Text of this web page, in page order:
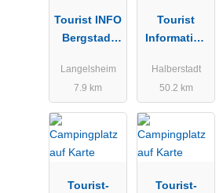
Tourist INFO
Bergstadt
Langelsheim
7.9 km
Tourist
Information
Halberstadt
50.2 km
Tourist-
Tourist-